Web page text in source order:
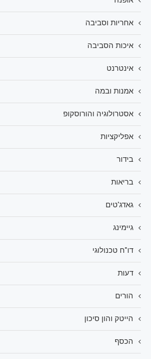
אחריות וסביבה
איכות הסביבה
אינטרנט
אמנות ובמה
אסטרולוגיה והורוסקופ
אפליקציות
בידור
בריאות
גאדג'טים
גיימינג
דו"ח טכנולוגי
דעות
הורים
הייטק והון סיכון
הכסף